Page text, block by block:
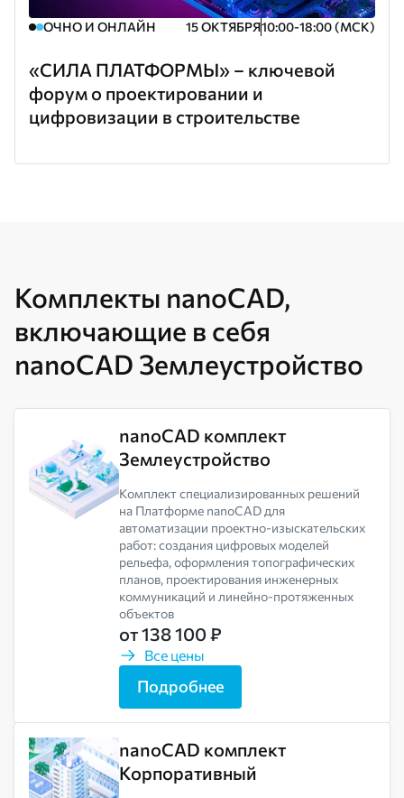
ОЧНО И ОНЛАЙН 15 ОКТЯБРЯ10:00-18:00 (МСК)
«СИЛА ПЛАТФОРМЫ» – ключевой
форум о проектировании и
цифровизации в строительстве
Комплекты nanoCAD,
включающие в себя
nanoCAD Землеустройство
nanoCAD комплект
Землеустройство
Комплект специализированных решений
на Платформе nanoCAD для
автоматизации проектно-изыскательских
работ: создания цифровых моделей
рельефа, оформления топографических
планов, проектирования инженерных
коммуникаций и линейно-протяженных
объектов
от 138 100 ₽
Все цены
Подробнее
nanoCAD комплект
Корпоративный